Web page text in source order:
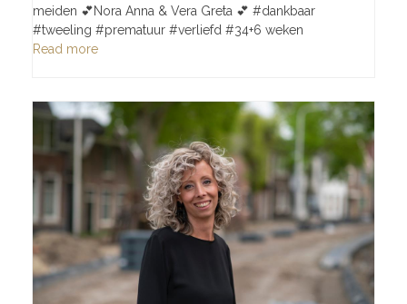
meiden 💕Nora Anna & Vera Greta 💕 #dankbaar
#tweeling #prematuur #verliefd #34+6 weken
Read more